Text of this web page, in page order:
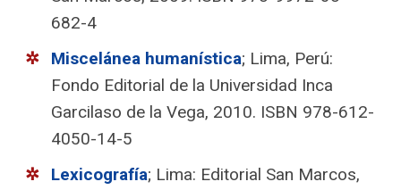
682-4
Miscelánea humanística; Lima, Perú:
Fondo Editorial de la Universidad Inca
Garcilaso de la Vega, 2010. ISBN 978-612-
4050-14-5
Lexicografía; Lima: Editorial San Marcos,